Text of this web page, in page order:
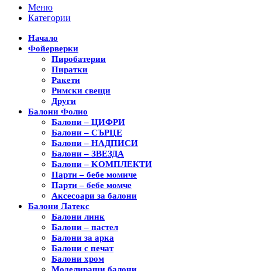
Меню
Категории
Начало
Фойерверки
Пиробатерии
Пиратки
Ракети
Римски свещи
Други
Балони Фолио
Балони – ЦИФРИ
Балони – СЪРЦЕ
Балони – НАДПИСИ
Балони – ЗВЕЗДА
Балони – KОМПЛЕКТИ
Парти – бебе момиче
Парти – бебе момче
Аксесоари за балони
Балони Латекс
Балони линк
Балони – пастел
Балони за арка
Балони с печат
Балони хром
Моделиращи балони